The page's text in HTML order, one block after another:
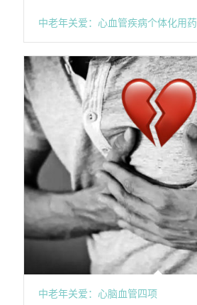
中老年关爱：心血管疾病个体化用药
中老年关爱：心脑血管四项